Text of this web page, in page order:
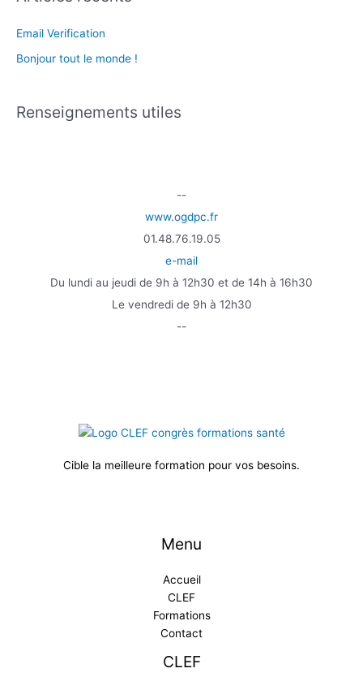
:
c
Email Verification
Bonjour tout le monde !
Renseignements utiles
--
www.ogdpc.fr
01.48.76.19.05
e-mail
Du lundi au jeudi de 9h à 12h30 et de 14h à 16h30
Le vendredi de 9h à 12h30
--
Cible la meilleure formation pour vos besoins.
Menu
Accueil
CLEF
Formations
Contact
CLEF